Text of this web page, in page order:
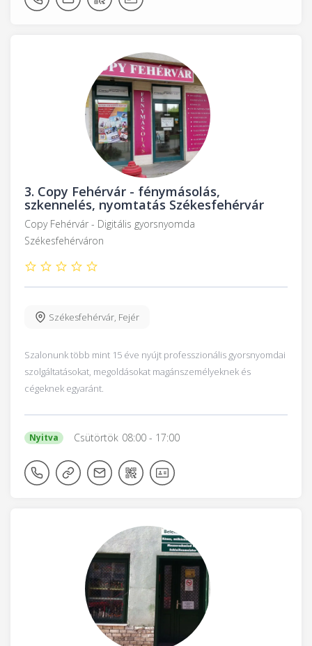
3. Copy Fehérvár - fénymásolás,
szkennelés, nyomtatás Székesfehérvár
Copy Fehérvár - Digitális gyorsnyomda
Székesfehérváron
Székesfehérvár, Fejér
Szalonunk több mint 15 éve nyújt professzionális gyorsnyomdai
szolgáltatásokat, megoldásokat magánszemélyeknek és
cégeknek egyaránt.
Nyitva Csütörtök 08:00 - 17:00